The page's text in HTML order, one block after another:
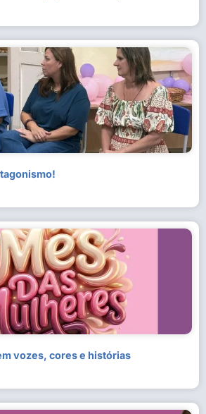
vozes, cores e histórias